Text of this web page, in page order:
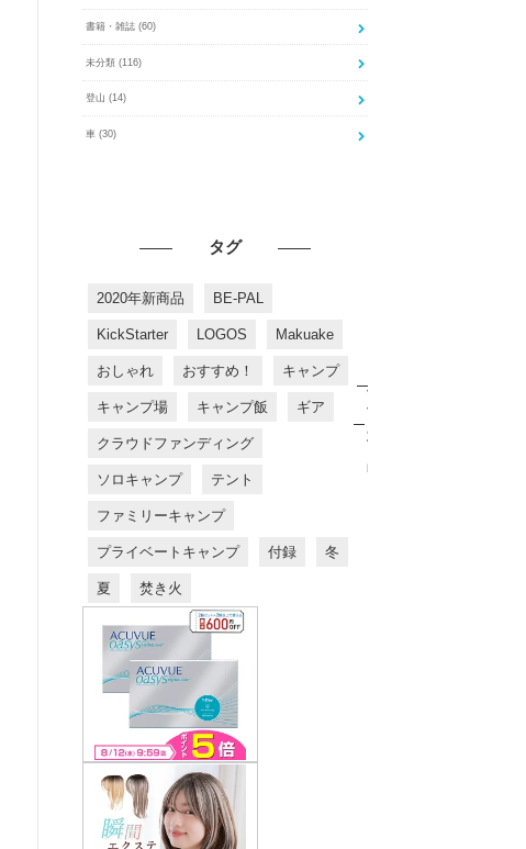
書籍・雑誌 (60)
未分類 (116)
登山 (14)
車 (30)
タグ
2020年新商品 BE-PAL
KickStarter LOGOS Makuake
おしゃれ おすすめ！ キャンプ
キャンプ場 キャンプ飯 ギア
クラウドファンディング
ソロキャンプ テント
ファミリーキャンプ
プライベートキャンプ 付録 冬
夏 焚き火
す
す
め
商
品